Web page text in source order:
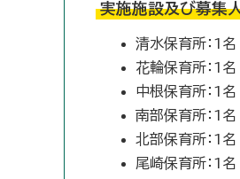
実施施設及び募集
清水保育所：1名
花輪保育所：1名
中根保育所：1名
南部保育所：1名
北部保育所：1名
尾崎保育所：1名